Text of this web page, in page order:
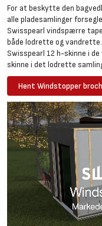
For at beskytte den
alle pladesamlinger
Swisspearl vindspærre
både lodrette og
Swisspearl 12 h-skinne i
skinne i det lodrette
Hent Windstopper